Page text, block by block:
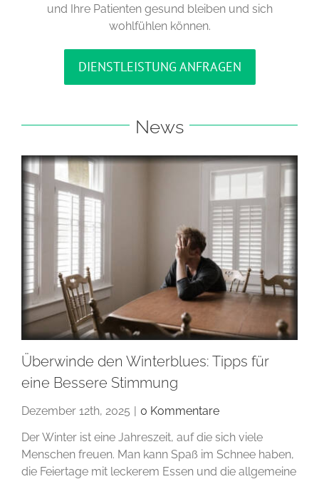
und Ihre Patienten gesund bleiben und sich
wohlfühlen können.
DIENSTLEISTUNG ANFRAGEN
News
Überwinde den Winterblues: Tipps für
eine Bessere Stimmung
Dezember 12th, 2025 | 0 Kommentare
Der Winter ist eine Jahreszeit, auf die sich viele
Menschen freuen. Man kann Spaß im Schnee haben,
die Feiertage mit leckerem Essen und die allgemeine